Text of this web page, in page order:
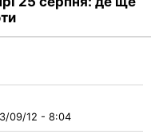
09/12 - 8:04